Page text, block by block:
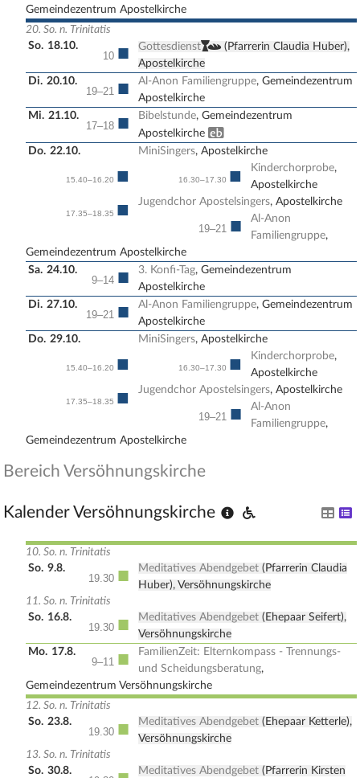
Gemeindezentrum Apostelkirche
20. So. n. Trinitatis
So. 18.10.
10 ■ Gottesdienst, (Pfarrerin Claudia Huber),
Apostelkirche
Di. 20.10.
19–21 ■ Al-Anon Familiengruppe, Gemeindezentrum
Apostelkirche
Mi. 21.10.
17–18 ■ Bibelstunde, Gemeindezentrum
Apostelkirche Erwachsenenbildung
Do. 22.10.
15.40–16.20 ■
MiniSingers, Apostelkirche
16.30–17.30 ■ Kinderchorprobe,
Apostelkirche
17.35–18.35 ■ Jugendchor Apostelsingers, Apostelkirche
19–21 ■
Al-Anon
Familiengruppe,
Gemeindezentrum Apostelkirche
Sa. 24.10.
9–14 ■ 3. Konfi-Tag, Gemeindezentrum
Apostelkirche
Di. 27.10.
19–21 ■ Al-Anon Familiengruppe, Gemeindezentrum
Apostelkirche
Do. 29.10.
15.40–16.20 ■
MiniSingers, Apostelkirche
16.30–17.30 ■ Kinderchorprobe,
Apostelkirche
17.35–18.35 ■ Jugendchor Apostelsingers, Apostelkirche
19–21 ■
Al-Anon
Familiengruppe,
Gemeindezentrum Apostelkirche
Bereich Versöhnungskirche
Kalender Versöhnungskirche
10. So. n. Trinitatis
So. 9.8.
19.30 ■ Meditatives Abendgebet (Pfarrerin Claudia
Huber), Versöhnungskirche
11. So. n. Trinitatis
So. 16.8.
19.30 ■ Meditatives Abendgebet (Ehepaar Seifert),
Versöhnungskirche
Mo. 17.8.
9–11 ■
FamilienZeit: Elternkompass - Trennungs-
und Scheidungsberatung,
Gemeindezentrum Versöhnungskirche
12. So. n. Trinitatis
So. 23.8.
19.30 ■ Meditatives Abendgebet (Ehepaar Ketterle),
Versöhnungskirche
13. So. n. Trinitatis
So. 30.8.
Meditatives Abendgebet (Pfarrerin Kirsten